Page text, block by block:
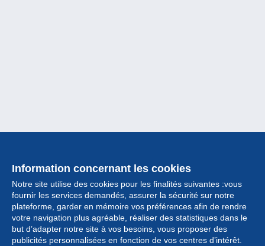
Information concernant les cookies
Notre site utilise des cookies pour les finalités suivantes :vous
fournir les services demandés, assurer la sécurité sur notre
plateforme, garder en mémoire vos préférences afin de rendre
votre navigation plus agréable, réaliser des statistiques dans le
but d’adapter notre site à vos besoins, vous proposer des
publicités personnalisées en fonction de vos centres d’intérêt.
Collection